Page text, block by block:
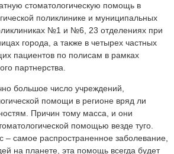
стоматологическую помощь в
поликлинике и муниципальных
№1 и №6, 23 отделениях при
города, а также в четырех частных
пациентов по полисам в рамках
партнерства.
большое число учреждений,
помощи в регионе вряд ли
Причин тому масса, и они
помощью везде туго.
– самое распространенное заболевание,
на планете, эта помощь всегда будет